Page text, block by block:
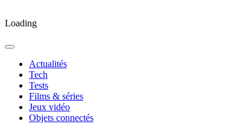
Loading
Actualités
Tech
Tests
Films & séries
Jeux vidéo
Objets connectés